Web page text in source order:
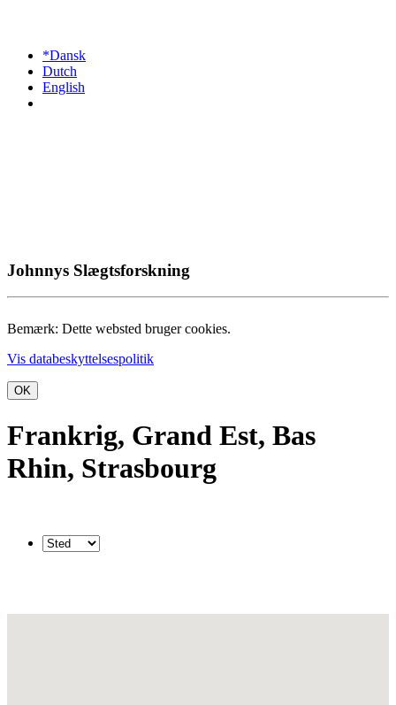
*Dansk
Dutch
English
Johnnys Slægtsforskning
Bemærk: Dette websted bruger cookies.
Vis databeskyttelsespolitik
OK
Frankrig, Grand Est, Bas
Rhin, Strasbourg